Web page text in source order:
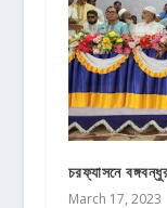
চরফ্যাসনে
March 17, 2023